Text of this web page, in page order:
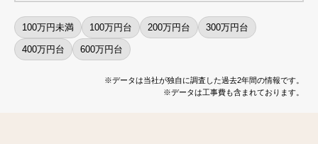
100万円未満 100万円台 200万円台 300万円台
400万円台 600万円台
※データは当社が独自に調査した過去2年間の情報です。
※データは工事費も含まれております。